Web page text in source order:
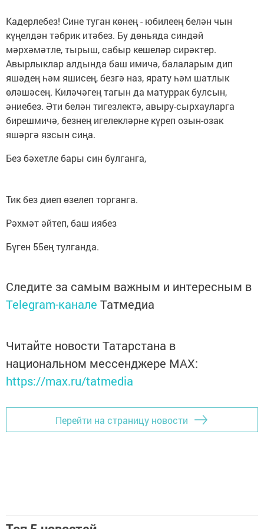
Кадерлебез! Сине туган көнең - юбилеең белән чын
күңелдән тәбрик итәбез. Бу дөньяда синдәй
мәрхәмәтле, тырыш, сабыр кешеләр сирәктер.
Авырлыклар алдында баш имичә, балаларым дип
яшәдең һәм яшисең, безгә наз, ярату һәм шатлык
өләшәсең. Киләчәгең тагын да матуррак булсын,
әниебез. Әти белән тигезлектә, авыру-сырхауларга
бирешмичә, безнең игелекләрне күреп озын-озак
яшәргә язсын сиңа.
Без бәхетле бары син булганга,
Тик без диеп өзелеп торганга.
Рәхмәт әйтеп, баш иябез
Бүген 55ең тулганда.
Следите за самым важным и интересным в
Telegram-канале Татмедиа
Читайте новости Татарстана в
национальном мессенджере MАХ:
https://max.ru/tatmedia
Перейти на страницу новости